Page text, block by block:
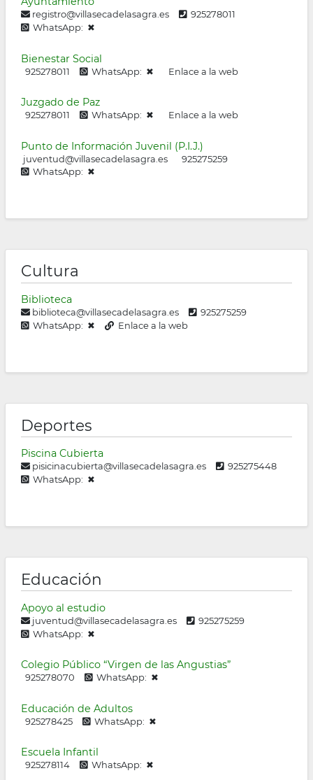
registro@villasecadelasagra.es
925278011
WhatsApp: ✖
Bienestar Social
925278011 WhatsApp: ✖ Enlace a la web
Juzgado de Paz
925278011 WhatsApp: ✖ Enlace a la web
Punto de Información Juvenil (P.I.J.)
juventud@villasecadelasagra.es
925275259
WhatsApp: ✖
Cultura
Biblioteca
biblioteca@villasecadelasagra.es
925275259
WhatsApp: ✖
Enlace a la web
Deportes
Piscina Cubierta
pisicinacubierta@villasecadelasagra.es
925275448
WhatsApp: ✖
Educación
Apoyo al estudio
juventud@villasecadelasagra.es
925275259
WhatsApp: ✖
Colegio Público “Virgen de las Angustias”
925278070 WhatsApp: ✖
Educación de Adultos
925278425 WhatsApp: ✖
Escuela Infantil
925278114 WhatsApp: ✖